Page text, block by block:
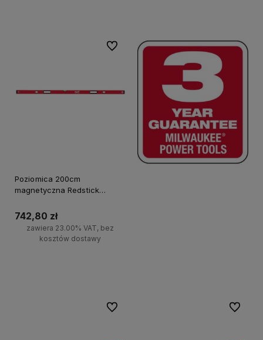
Poziomica 200cm
magnetyczna Redstick
742,80 zł
zawiera 23.00% VAT, bez
kosztów dostawy
Do ulubionych
Do ulubionych Do